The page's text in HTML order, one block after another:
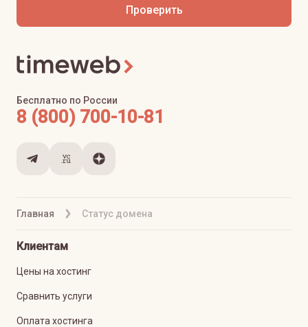
Проверить
Главная Статус домена
Бесплатно по России
8 (800) 700-10-81
Клиентам
Цены на хостинг
Сравнить услуги
Оплата хостинга